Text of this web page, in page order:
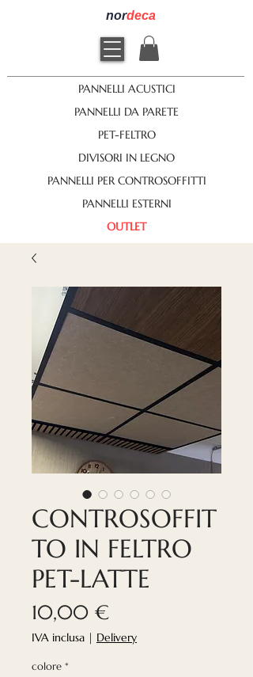
nordeca
PANNELLI ACUSTICI
PANNELLI DA PARETE
PET-FELTRO
DIVISORI IN LEGNO
PANNELLI PER CONTROSOFFITTI
PANNELLI ESTERNI
OUTLET
CONTROSOFFIT
TO IN FELTRO
PET-LATTE
10,00 €Prezzo
IVA inclusa | Delivery
colore *